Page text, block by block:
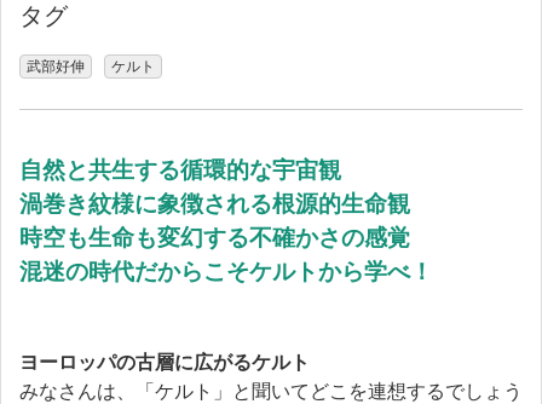
タグ
武部好伸 ケルト
自然と共生する循環的な宇宙観
渦巻き紋様に象徴される根源的生命観
時空も生命も変幻する不確かさの感覚
混迷の時代だからこそケルトから学べ！
ヨーロッパの古層に広がるケルト
みなさんは、「ケルト」と聞いてどこを連想するでしょう